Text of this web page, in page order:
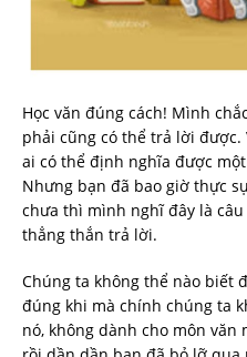
Học văn đúng cách! Mình
phải cũng có thể trả lời được.
ai có thể định nghĩa được
Nhưng bạn đã bao giờ thực
chưa thì mình nghĩ đây là
thẳng thắn trả lời.
Chúng ta không thể nào biết
đúng khi mà chính chúng ta
nó, không dành cho môn văn